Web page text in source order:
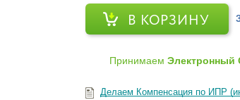
В КОРЗИНУ
ПринимаемЭлектронный
Делаем Компенсация по ИПР